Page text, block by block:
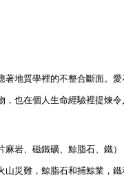
地質學裡的不整合斷面。
也在個人生命經驗裡提煉令
岩、磁鐵礦、鯨脂石、鐵
災難，鯨脂石和捕鯨業，